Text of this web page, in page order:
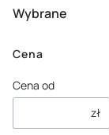
Wybrane
Cena
Cena od
zł